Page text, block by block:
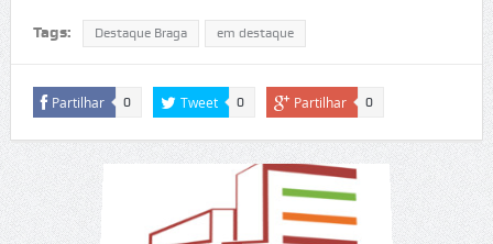
Tags: Destaque Braga em destaque
Partilhar 0 Tweet 0 Partilhar 0